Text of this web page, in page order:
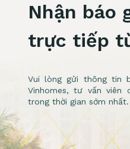
Nhận báo
trực tiếp
Vui lòng gửi thông tin
Vinhomes, tư vấn viên
trong thời gian sớm